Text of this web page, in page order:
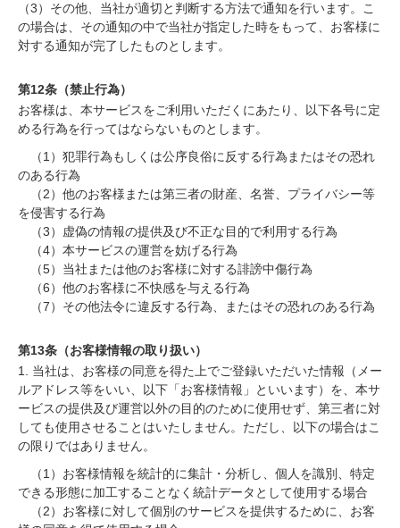
（3）その他、当社が適切と判断する方法で通知を行います。こ
の場合は、その通知の中で当社が指定した時をもって、お客様に
対する通知が完了したものとします。
第12条（禁止行為）
お客様は、本サービスをご利用いただくにあたり、以下各号に定
める行為を行ってはならないものとします。
（1）犯罪行為もしくは公序良俗に反する行為またはその恐れ
のある行為
（2）他のお客様または第三者の財産、名誉、プライバシー等
を侵害する行為
（3）虚偽の情報の提供及び不正な目的で利用する行為
（4）本サービスの運営を妨げる行為
（5）当社または他のお客様に対する誹謗中傷行為
（6）他のお客様に不快感を与える行為
（7）その他法令に違反する行為、またはその恐れのある行為
第13条（お客様情報の取り扱い）
1. 当社は、お客様の同意を得た上でご登録いただいた情報（メー
ルアドレス等をいい、以下「お客様情報」といいます）を、本サ
ービスの提供及び運営以外の目的のために使用せず、第三者に対
しても使用させることはいたしません。ただし、以下の場合はこ
の限りではありません。
（1）お客様情報を統計的に集計・分析し、個人を識別、特定
できる形態に加工することなく統計データとして使用する場合
（2）お客様に対して個別のサービスを提供するために、お客